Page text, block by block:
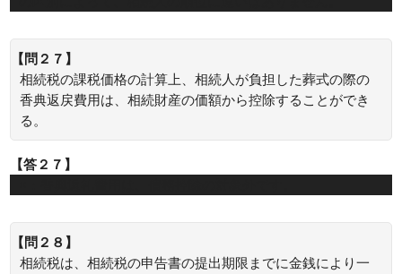
【問２７】
相続税の課税価格の計算上、相続人が負担した葬式の際の
香典返戻費用は、相続財産の価額から控除することができ
る。
【答２７】
【問２８】
相続税は、相続税の申告書の提出期限までに金銭により一